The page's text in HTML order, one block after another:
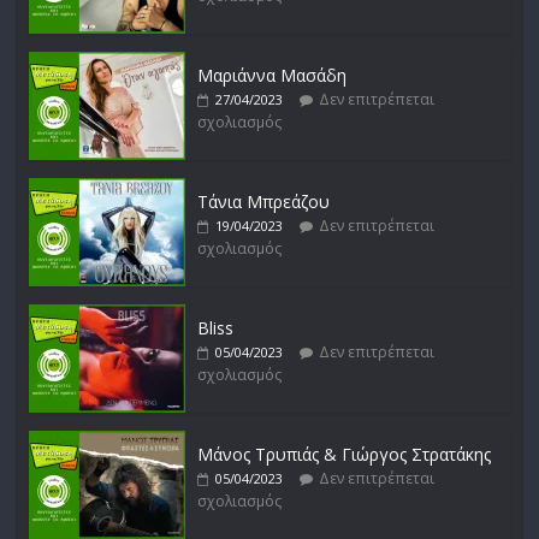
σχολιασμός
σχολιασμός
Μαριάννα Μασάδη
27/04/2023
Δεν επιτρέπεται
σχολιασμός
Τάνια Μπρεάζου
19/04/2023
Δεν επιτρέπεται
σχολιασμός
Bliss
05/04/2023
Δεν επιτρέπεται
σχολιασμός
Μάνος Τρυπιάς & Γιώργος Στρατάκης
05/04/2023
Δεν επιτρέπεται
σχολιασμός